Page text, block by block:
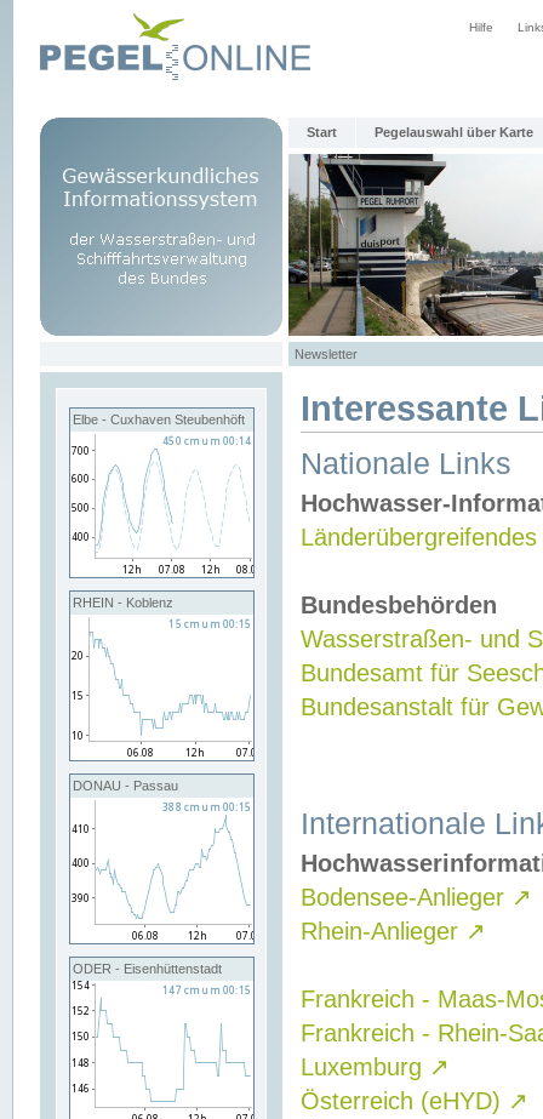
Hilfe
Start Pegelauswahl über Karte
Newsletter
Elbe - Cuxhaven Steubenhöft
RHEIN - Koblenz
DONAU - Passau
ODER - Eisenhüttenstadt
Interessante
Nationale Links
Hochwasser-
Bundesbehörden
Wasserstraßen- und
Bundesamt für
Bundesanstalt für
Internationale
Bodensee-Anlieger ↗
Rhein-Anlieger ↗
Frankreich - Maas-
Frankreich - Rhein-
Luxemburg ↗
Österreich (eHYD) ↗